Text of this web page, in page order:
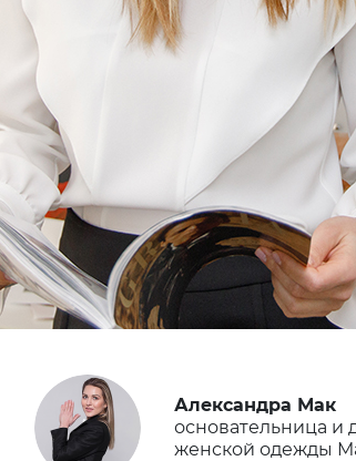
Александра Мак
основательница и
женской одежды